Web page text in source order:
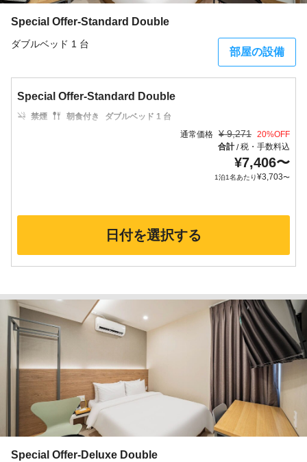
Special Offer-Standard Double
ダブルベッド 1 台
部屋の設備
Special Offer-Standard Double
禁煙 朝食付き
ダブルベッド 1 台
通常価格 ¥ 9,271 20%OFF
合計/税・手数料込
¥7,406〜
1泊1名あたり¥3,703〜
日付を選択する
Special Offer-Deluxe Double